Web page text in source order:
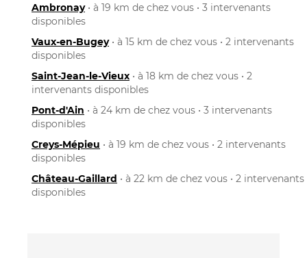
Ambronay• à 19 km de chez vous • 3 intervenants
disponibles
Vaux-en-Bugey• à 15 km de chez vous • 2 intervenants
disponibles
Saint-Jean-le-Vieux • à 18 km de chez vous • 2
intervenants disponibles
Pont-d'Ain • à 24 km de chez vous • 3 intervenants
disponibles
Creys-Mépieu • à 19 km de chez vous • 2 intervenants
disponibles
Château-Gaillard • à 22 km de chez vous • 2 intervenants
disponibles